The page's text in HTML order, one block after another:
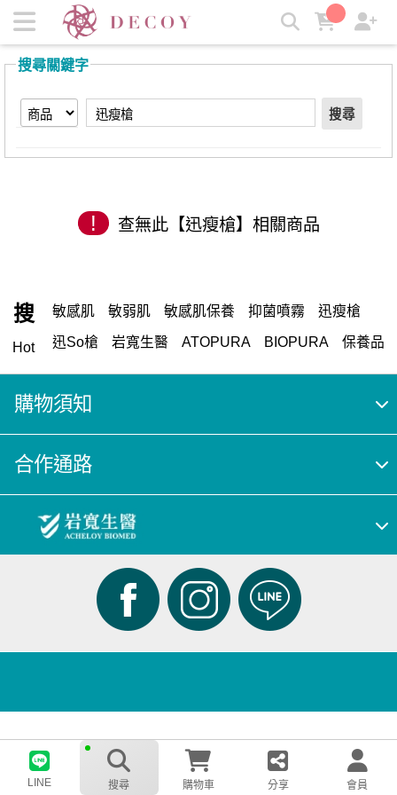
【迅瘦槍】搜尋結果 | 岩寬生醫
搜尋關鍵字
搜尋
! 查無此【迅瘦槍】相關商品
搜
Hot
敏感肌 敏弱肌 敏感肌保養 抑菌噴霧 迅瘦槍
迅So槍 岩寬生醫 ATOPURA BIOPURA 保養品
異敏性肌膚 敏感性肌膚 異位性皮膚炎
購物須知
合作通路
LINE 搜尋 購物車 分享 會員